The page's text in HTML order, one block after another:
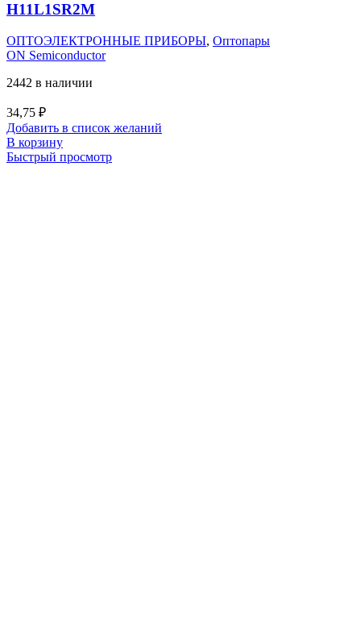
H11L1SR2M
ОПТОЭЛЕКТРОННЫЕ ПРИБОРЫ, Оптопары
ON Semiconductor
2442 в наличии
34,75 ₽
Добавить в список желаний
В корзину
Быстрый просмотр